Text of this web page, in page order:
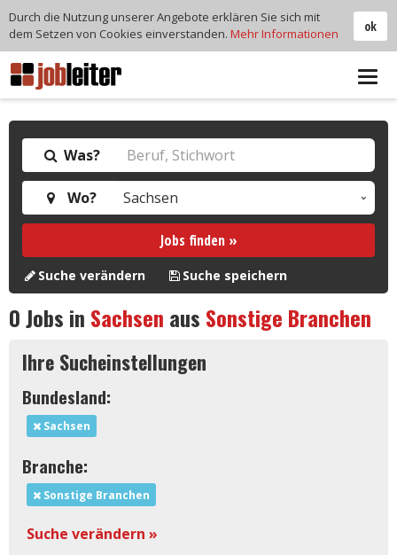
Was?
Wo?
Jobs finden »
Suche verändern Suche speichern
0Jobs in Sachsen aus Sonstige Branchen
Ihre Sucheinstellungen
Bundesland:
Sachsen
Branche:
Sonstige Branchen
Suche verändern »
ok
Durch die Nutzung unserer Angebote erklären Sie sich mit
dem Setzen von Cookies einverstanden. Mehr Informationen